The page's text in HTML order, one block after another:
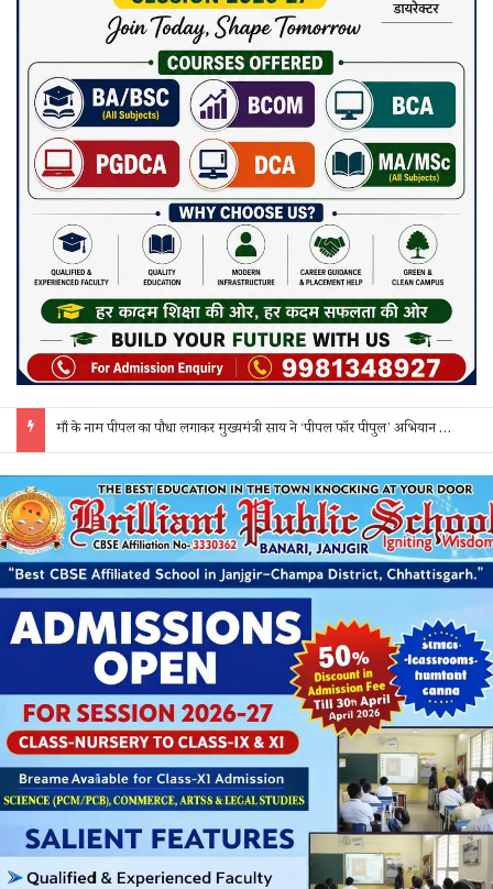
माँ के नाम पीपल का पौधा लगाकर मुख्यमंत्री साय ने ‘पीपल फॉर पीपुल’ अभियान की शुरुआत की